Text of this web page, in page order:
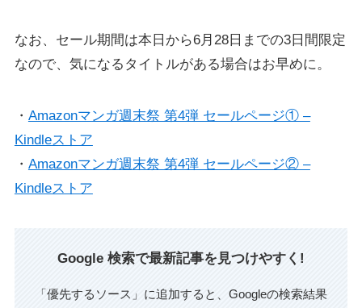
なお、セール期間は本日から6月28日までの3日間限定
なので、気になるタイトルがある場合はお早めに。
・ Amazonマンガ週末祭 第4弾 セールページ① –
Kindleストア
・ Amazonマンガ週末祭 第4弾 セールページ② –
Kindleストア
Google 検索で最新記事を見つけやすく!
「優先するソース」に追加すると、Googleの検索結果